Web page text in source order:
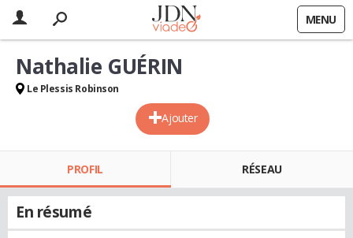
MENU
Ajouter
Nathalie GUÉRIN
Le Plessis Robinson
PROFIL RÉSEAU
En résumé